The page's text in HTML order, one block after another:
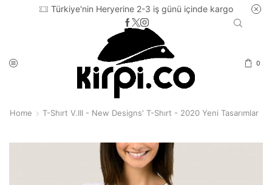
Türkiye'nin Heryerine 2-3 iş günü içinde kargo
0
Home T-Shırt V.III - New Designs' T-Shırt - 2020 Yeni Tasarımlar